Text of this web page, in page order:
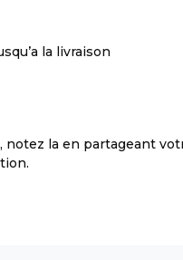
la livraison
notez la en partageant